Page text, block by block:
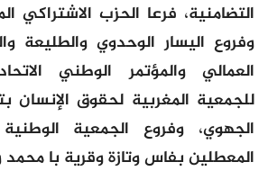
التضامنية، فرعا الحزب الاشتراكي
وفروع اليسار الوحدوي والطليعة
العمالي والمؤتمر الوطني
للجمعية المغربية لحقوق الإنسان
الجهوي، وفروع الجمعية
المعطلين بفاس وتازة وقرية با محمد